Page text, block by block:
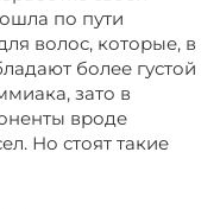
по пути
волос, которые, в
более густой
зато в
вроде
Но стоят такие